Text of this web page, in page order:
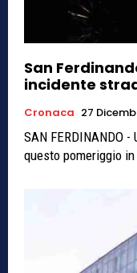
San
incidente
Cronaca 27
SAN FERDINANDO
questo pomeriggio